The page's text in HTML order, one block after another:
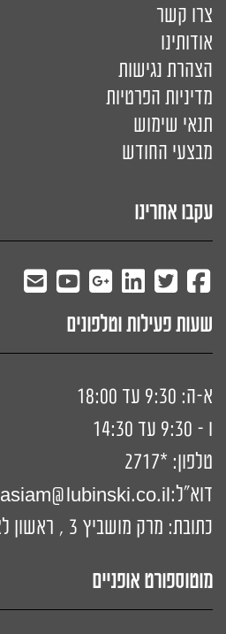
צרו קשר
אודותינו
הצהרת נגישות
מדיניות הפרטיות
תנאי שימוש
מבצעי החודש
עקבו אחרינו
שעות פעילות וטלפונים
א-ה: 9:30 עד 18:00
ו - 9:30 עד 14:30
טלפון: *2717
דוא"ל:
asiam@lubinski.co.il
כתובת: מרק מושביץ 3 , ראשון לציון
מוטוספורט אופניים